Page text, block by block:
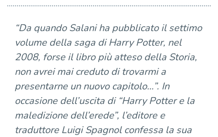
“Da quando Salani ha pubblicato il settimo
volume della saga di Harry Potter, nel
2008, forse il libro più atteso della Storia,
non avrei mai creduto di trovarmi a
presentarne un nuovo capitolo…”. In
occasione dell’uscita di “Harry Potter e la
maledizione dell’erede”, l’editore e
traduttore Luigi Spagnol confessa la sua